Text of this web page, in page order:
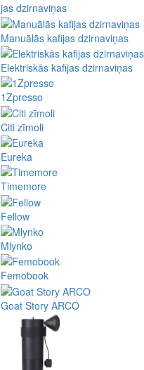
Manuālās kafijas dzirnaviņas
Elektriskās kafijas dzirnaviņas
1Zpresso
Citi zīmoli
Eureka
Timemore
Fellow
Mlynko
Femobook
Goat Story ARCO